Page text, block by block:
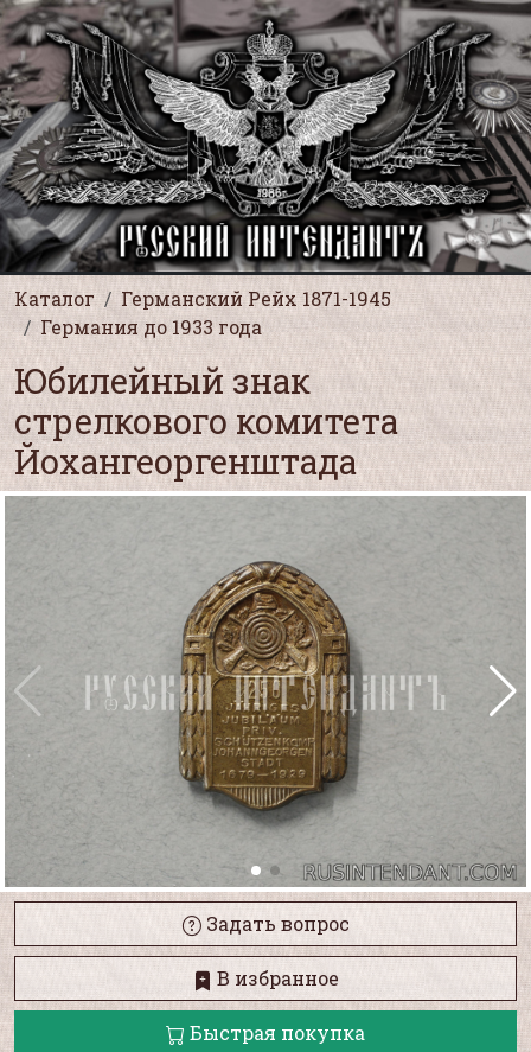
Каталог
Германский Рейх 1871-1945
Германия до 1933 года
Юбилейный знак
стрелкового комитета
Йохангеоргенштада
Задать вопрос
В избранное
Быстрая покупка